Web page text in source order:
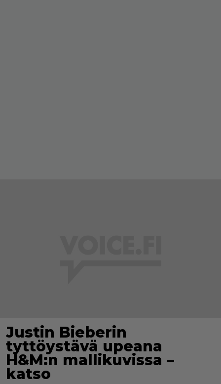
Justin Bieberin
tyttöystävä upeana
H&M:n mallikuvissa –
katso